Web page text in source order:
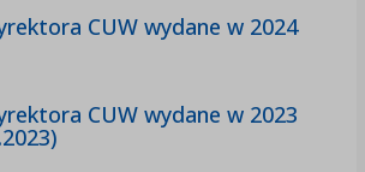
CUW wydane w 2024
CUW wydane w 2023